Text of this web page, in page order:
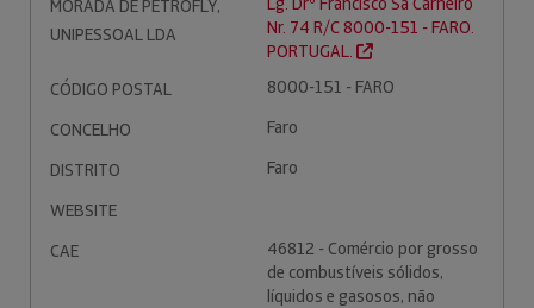
MORADA DE PETROFLY,
UNIPESSOAL LDA
Nr. 74 R/C 8000-151 - FARO.
PORTUGAL.
CÓDIGO POSTAL
8000-151 - FARO
CONCELHO
Faro
DISTRITO
Faro
WEBSITE
CAE
46812 - Comércio por grosso
de combustíveis sólidos,
líquidos e gasosos, não